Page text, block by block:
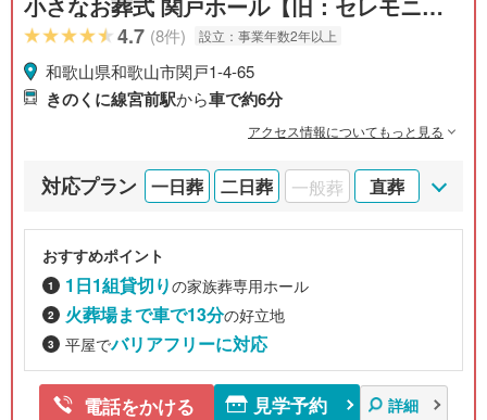
ハウス 関戸】
4.7 (8件) 設立： 事業年数2年以上
和歌山県和歌山市関戸1-4-65
きのくに線宮前駅から車で約6分
アクセス情報についてもっと見る
対応プラン 一日葬 二日葬 一般葬 直葬
おすすめポイント
1日1組貸切りの家族葬専用ホール
火葬場まで車で13分の好立地
平屋でバリアフリーに対応
電話をかける 見学予約 詳細